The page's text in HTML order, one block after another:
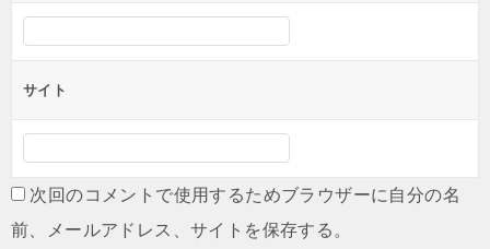
サイト
次回のコメントで使用するためブラウザーに自分の名
前、メールアドレス、サイトを保存する。